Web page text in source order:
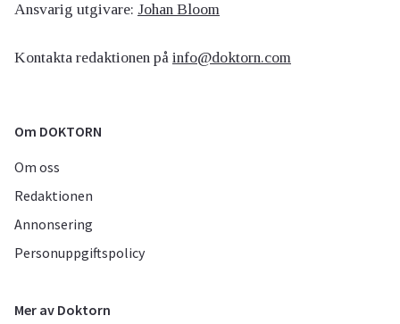
Ansvarig utgivare: Johan Bloom
Kontakta redaktionen på info@doktorn.com
Om DOKTORN
Om oss
Redaktionen
Annonsering
Personuppgiftspolicy
Mer av Doktorn